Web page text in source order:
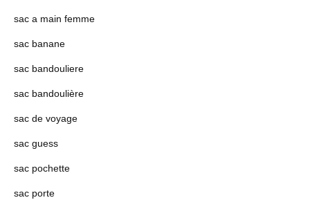
sac a main femme
sac banane
sac bandouliere
sac bandoulière
sac de voyage
sac guess
sac pochette
sac porte